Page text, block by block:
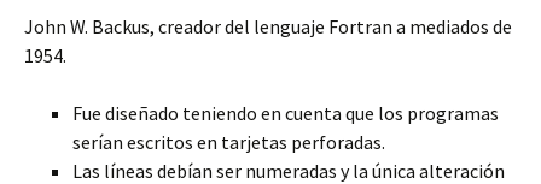
John W. Backus, creador del lenguaje Fortran a mediados de
1954.
Fue diseñado teniendo en cuenta que los programas
serían escritos en tarjetas perforadas.
Las líneas debían ser numeradas y la única alteración